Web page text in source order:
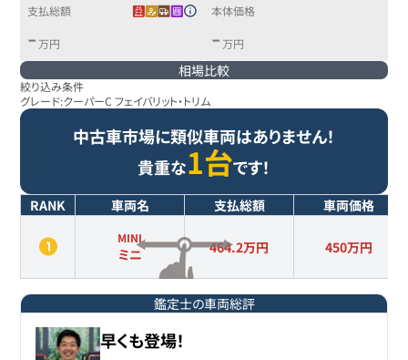
支払総額
- 万円
本体価格
- 万円
相場比較
絞り込み条件
グレード:クーパーC フェイバリット・トリム
中古車市場に類似車両はありません！
貴重な1台です！
RANK 車両名 支払総額 車両価格
MINI
ミニ 464.2万円 450万円
鑑定士の車両総評
早くも登場！